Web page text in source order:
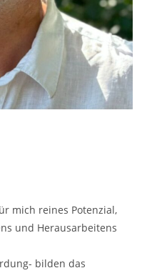
mich reines Potenzial,
und Herausarbeitens
bilden das